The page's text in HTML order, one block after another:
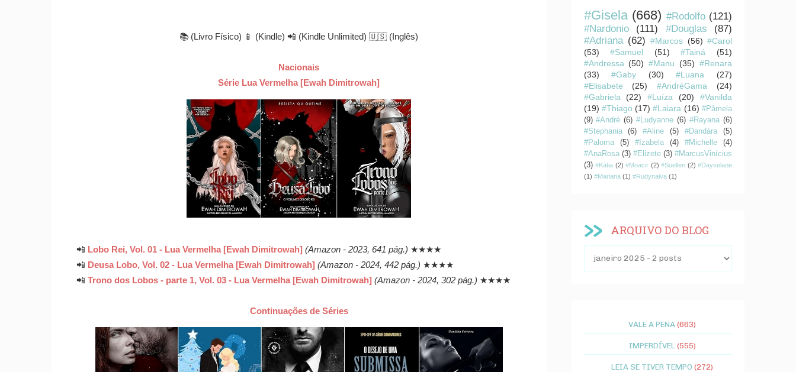
📚 (Livro Físico) 📱 (Kindle) 📲 (Kindle Unlimited) 🇺🇸 (Inglês)
Nacionais
Série Lua Vermelha [Ewah Dimitrowah]
📲 Lobo Rei, Vol. 01 - Lua Vermelha [Ewah Dimitrowah] (Amazon - 2023, 641 pág.) ★★★★
📲 Deusa Lobo, Vol. 02 - Lua Vermelha [Ewah Dimitrowah] (Amazon - 2024, 442 pág.) ★★★★
📲 Trono dos Lobos - parte 1, Vol. 03 - Lua Vermelha [Ewah Dimitrowah] (Amazon - 2024, 302 pág.) ★★★★
Continuações de Séries
#Gisela (668) #Rodolfo (121)
#Nardonio
(111) #Douglas
(87)
#Adriana (62) #Marcos (56) #Carol
(53)
#Samuel (51) #Tainá
(51)
#Andressa (50) #Manu (35) #Renara
(33)
#Gaby (30) #Luana
(27)
#Elisabete
(25) #AndréGama
(24)
#Gabriela
(22) #Luíza (20)
#Vanilda
(19) #Thiago (17) #Laiara (16) #Pâmela
(9) #André (6) #Ludyanne (6) #Rayana (6)
#Stephania
(6) #Aline (5) #Dandára
(5)
#Paloma
(5) #Izabela (4) #Michelle
(4)
#AnaRosa (3) #Elizete (3) #MarcusVinícius
(3) #Kátia (2) #Moacir (2) #Suellen (2) #Dayselane
(1) #Mariana (1) #Rudynalva (1)
ARQUIVO DO BLOG
VALE A PENA (663)
IMPERDÍVEL (555)
LEIA SE TIVER TEMPO (272)